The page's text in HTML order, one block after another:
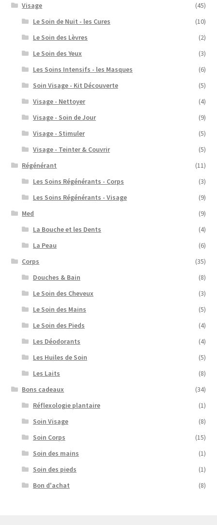
Visage
(45)
Le Soin de Nuit - les Cures
(10)
Le Soin des Lèvres
(2)
Le Soin des Yeux
(3)
Les Soins Intensifs - les Masques
(6)
Soin Visage - Kit Découverte
(5)
Visage - Nettoyer
(4)
Visage - Soin de Jour
(9)
Visage - Stimuler
(5)
Visage - Teinter & Couvrir
(5)
Régénérant
(11)
Les Soins Régénérants - Corps
(3)
Les Soins Régénérants - Visage
(9)
Med
(9)
La Bouche et les Dents
(4)
La Peau
(6)
Corps
(35)
Douches & Bain
(8)
Le Soin des Cheveux
(3)
Le Soin des Mains
(5)
Le Soin des Pieds
(4)
Les Déodorants
(4)
Les Huiles de Soin
(5)
Les Laits
(8)
Bons cadeaux
(34)
Réflexologie plantaire
(1)
Soin Visage
(8)
Soin Corps
(15)
Soin des mains
(1)
Soin des pieds
(1)
Bon d'achat
(8)